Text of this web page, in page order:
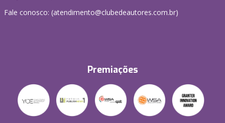
Fale conosco: (atendimento@clubedeautores.com.br)
Premiações